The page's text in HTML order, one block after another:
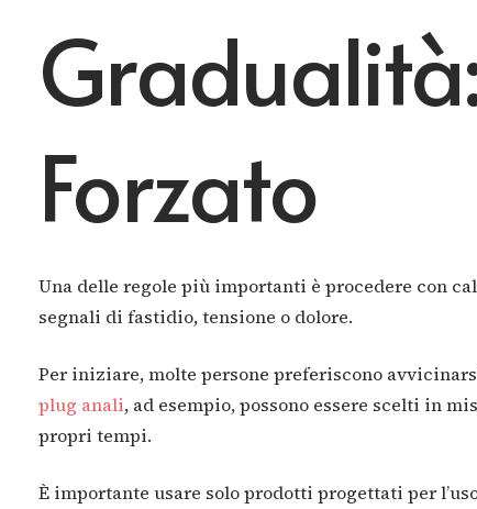
Forzato
Una delle regole più importanti è procedere con
segnali di fastidio, tensione o dolore.
Per iniziare, molte persone preferiscono
plug anali, ad esempio, possono essere scelti in
propri tempi.
È importante usare solo prodotti progettati per